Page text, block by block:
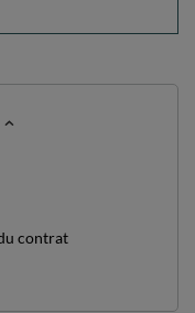
contrat